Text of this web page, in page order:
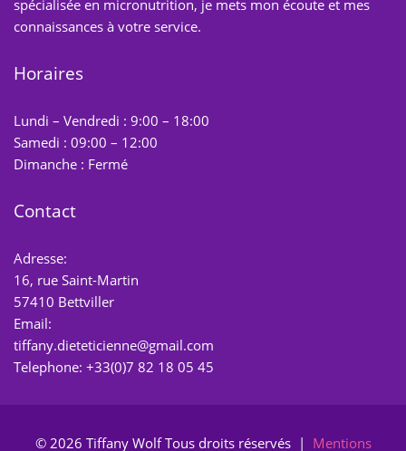
spécialisée en micronutrition, je mets mon écoute et mes
connaissances à votre service.
Horaires
Lundi – Vendredi : 9:00 – 18:00
Samedi : 09:00 – 12:00
Dimanche : Fermé
Contact
Adresse:
16, rue Saint-Martin
57410 Bettviller
Email:
tiffany.dieteticienne@gmail.com
Telephone: +33(0)7 82 18 05 45
© 2026 Tiffany Wolf Tous droits réservés | Mentions